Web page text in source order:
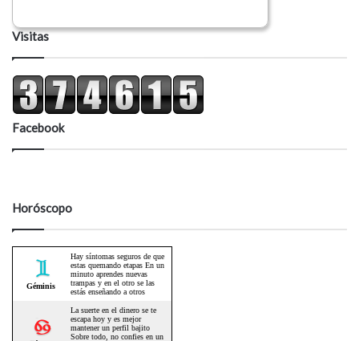
Visitas
Facebook
Horóscopo